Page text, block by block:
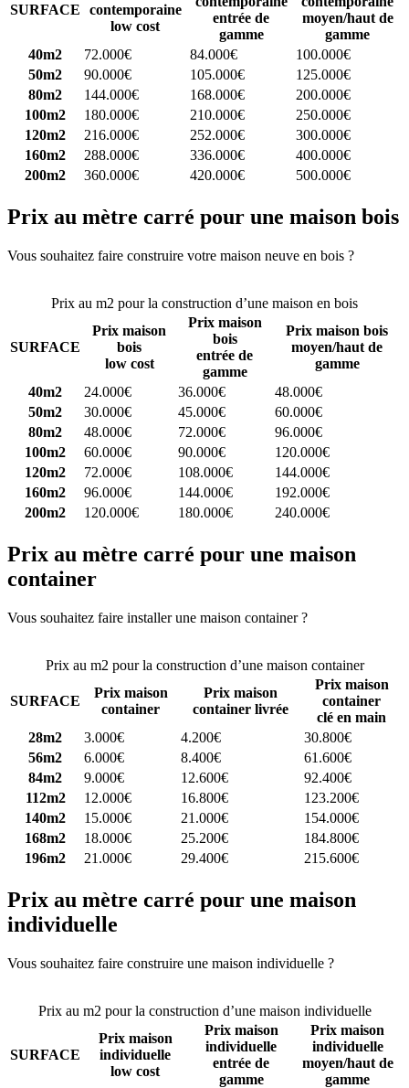
SURFACE
contemporaine
low cost
entrée de
gamme
moyen/haut de
gamme
40m2
72.000€ 84.000€
100.000€
50m2
90.000€ 105.000€
125.000€
80m2
144.000€ 168.000€
200.000€
100m2
180.000€ 210.000€
250.000€
120m2
216.000€ 252.000€
300.000€
160m2
288.000€ 336.000€
400.000€
200m2
360.000€ 420.000€ 500.000€
Prix au mètre carré pour une maison bois
Vous souhaitez faire construire votre maison neuve en bois ?
Prix au m2 pour la construction d’une maison en bois
SURFACE
Prix maison
bois
low cost
Prix maison
bois
entrée de
gamme
Prix maison bois
moyen/haut de
gamme
40m2
24.000€ 36.000€
48.000€
50m2
30.000€ 45.000€
60.000€
80m2
48.000€ 72.000€
96.000€
100m2
60.000€ 90.000€
120.000€
120m2
72.000€ 108.000€
144.000€
160m2
96.000€ 144.000€
192.000€
200m2
120.000€ 180.000€ 240.000€
Prix au mètre carré pour une maison
container
Vous souhaitez faire installer une maison container ?
Prix au m2 pour la construction d’une maison container
SURFACE
Prix maison
container
Prix maison
container livrée
Prix maison
container
clé en main
28m2
3.000€ 4.200€
30.800€
56m2
6.000€ 8.400€
61.600€
84m2
9.000€ 12.600€
92.400€
112m2
12.000€ 16.800€
123.200€
140m2
15.000€ 21.000€
154.000€
168m2
18.000€ 25.200€
184.800€
196m2
21.000€ 29.400€ 215.600€
Prix au mètre carré pour une maison
individuelle
Vous souhaitez faire construire une maison individuelle ?
Prix au m2 pour la construction d’une maison individuelle
SURFACE
Prix maison
individuelle
low cost
Prix maison
individuelle
entrée de
gamme
Prix maison
individuelle
moyen/haut de
gamme